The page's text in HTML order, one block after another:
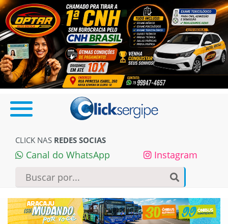
CLICK NAS REDES SOCIAS
Canal do WhatsApp Instagram